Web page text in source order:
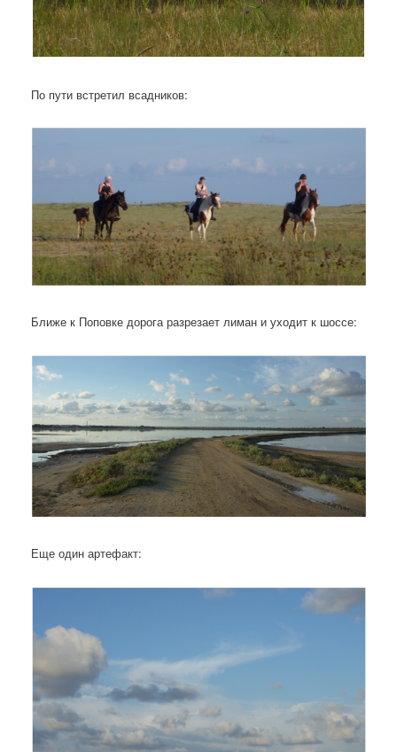
По пути встретил всадников:
Ближе к Поповке дорога разрезает лиман и уходит к шоссе:
Еще один артефакт: